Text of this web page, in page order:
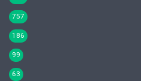
757
186
99
63